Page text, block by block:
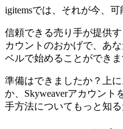
igitemsでは、それが今、可
信頼できる売り手が提供
カウントのおかげで、あ
ベルで始めることができま
準備はできましたか？上
か、Skyweaverアカウント
手方法についてもっと知